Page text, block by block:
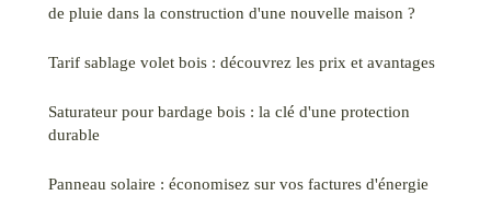
de pluie dans la construction d'une nouvelle maison ?
Tarif sablage volet bois : découvrez les prix et avantages
Saturateur pour bardage bois : la clé d'une protection
durable
Panneau solaire : économisez sur vos factures d'énergie